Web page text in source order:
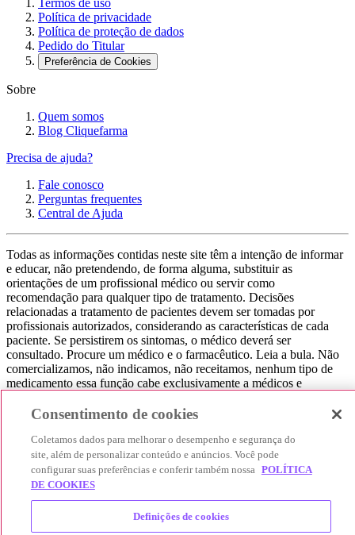
Termos de uso
Política de privacidade
Política de proteção de dados
Pedido do Titular
Preferência de Cookies
Sobre
Quem somos
Blog Cliquefarma
Precisa de ajuda?
Fale conosco
Perguntas frequentes
Central de Ajuda
Todas as informações contidas neste site têm a intenção de informar
e educar, não pretendendo, de forma alguma, substituir as
orientações de um profissional médico ou servir como
recomendação para qualquer tipo de tratamento. Decisões
relacionadas a tratamento de pacientes devem ser tomadas por
profissionais autorizados, considerando as características de cada
paciente. Se persistirem os sintomas, o médico deverá ser
consultado. Procure um médico e o farmacêutico. Leia a bula. Não
comercializamos, não indicamos, não receitamos, nenhum tipo de
medicamento essa função cabe exclusivamente a médicos e
consultar seu médico. Não somos uma loja ou marketplace, ou seja,
que você encontre o preço mais barato, comparando os preços de
produtos farmacêuticos. Contribuímos e damos auxílio para que sua
experiência seja bem-sucedida, mas a finalização da compra
acontece nos sites das nossas lojas parceiras.
© 2025 Afya Participações S.A. - todos os direitos reservados.
Alameda Lorena, 269 - Jardim Paulista - São Paulo / SP - CEP.:
Consentimento de cookies
Coletamos dados para melhorar o desempenho e segurança do
site, além de personalizar conteúdo e anúncios. Você pode
configurar suas preferências e conferir também nossa POLÍTICA
DE COOKIES
Definições de cookies